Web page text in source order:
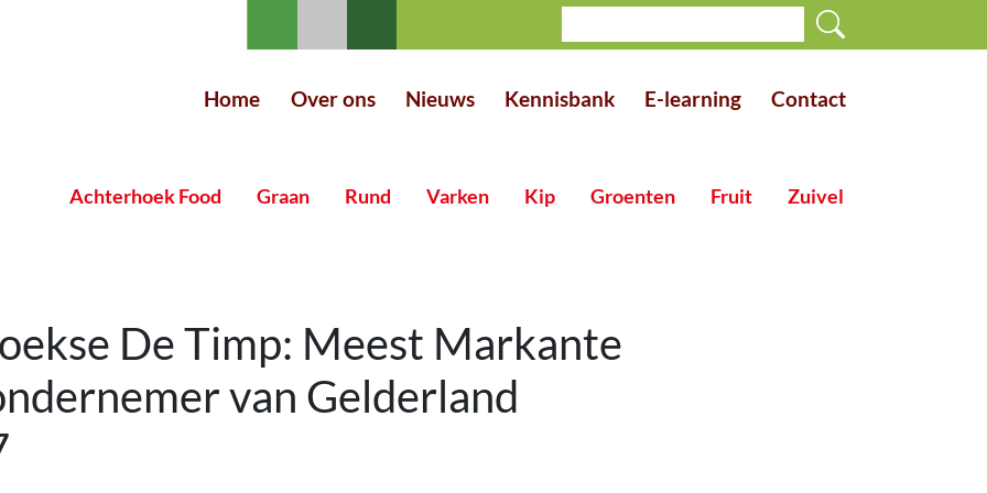
Home Over ons Nieuws Kennisbank E-learning Contact
Achterhoek Food Graan Rund Varken Kip Groenten Fruit Zuivel
De Timp: Meest Markante
van Gelderland